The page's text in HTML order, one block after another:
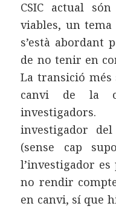
CSIC actual
viables, un
s’està abordant
de no tenir en
La transició
canvi de la
investigador
(sense cap
l’investigador
no rendir
en canvi, sí que